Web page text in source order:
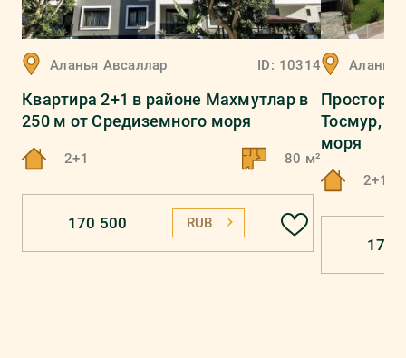
Аланья Авсаллар ID: 10314
Квартира 2+1 в районе Махмутлар в
250 м от Средиземного моря
2+1 80 м²
170 500 RUB
Аланья
Тосмур, в
моря
2+1
170